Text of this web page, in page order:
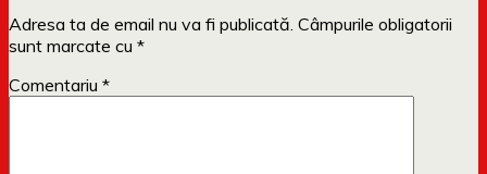
Adresa ta de email nu va fi publicată. Câmpurile obligatorii
sunt marcate cu *
Comentariu *